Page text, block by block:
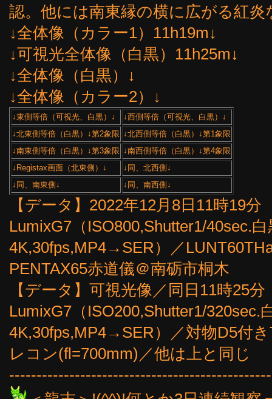
認。他には南東縁の横に広がる紅
↓全体像（カラー1）11h19m↓
↓可視光全体像（白黒）11h25m↓
↓全体像（白黒）↓
↓全体像（カラー2）↓
↓東側等倍（可視光、白黒）↓
↓西側等倍（可視光、白黒）↓
↓北東側等倍（白黒）↓第2象限 ↓北西側等倍（白黒）↓第1象限
↓南東側等倍（白黒）↓第3象限 ↓南西側等倍（白黒）↓第4象限
↓Registax画面（北東側）↓
↓同、北西側↓
↓同、南東側↓
↓同、南西側↓
【データ】2022年12月8日11時19分
LumixG7（ISO800,Shutter1/40sec.
4K,30fps,MP4→SER）／
PENTAX65赤道儀＠南砺市桐木
【データ】可視光像／同日11時25
LumixG7（ISO200,Shutter1/
4K,30fps,MP4→SER）／対物D5付
レコン(fl=700mm)／他は上と同じ